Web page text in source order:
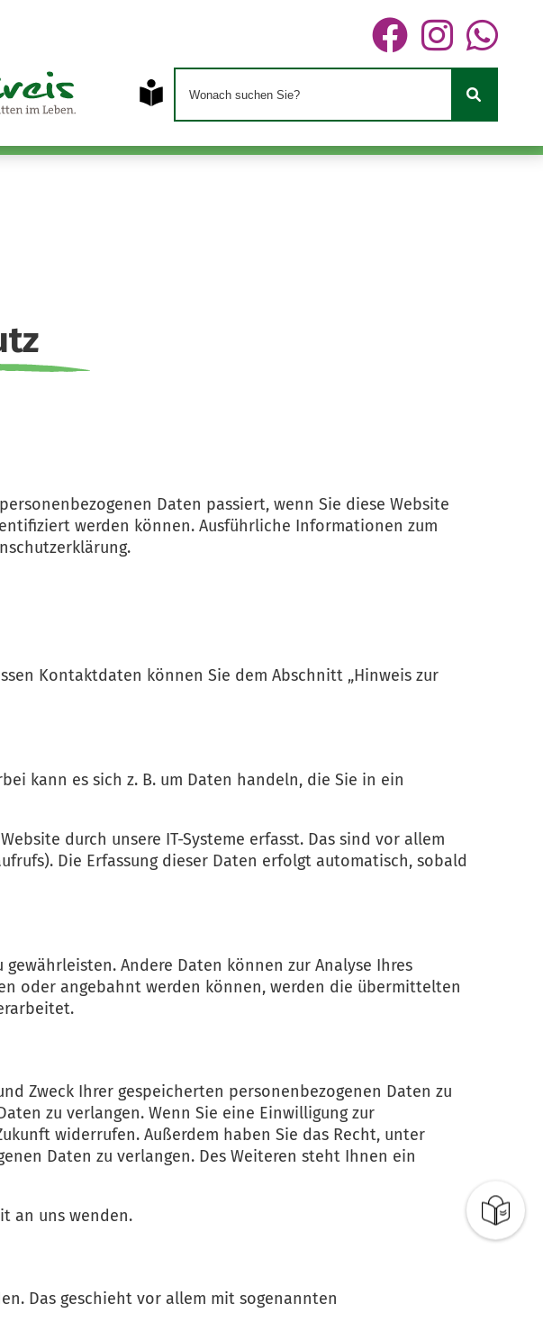
Daten passiert, wenn Sie diese Website
werden können. Ausführliche Informationen zum
Kontaktdaten können Sie dem Abschnitt „Hinweis zur
kann es sich z. B. um Daten handeln, die Sie in ein
durch unsere IT-Systeme erfasst. Das sind vor allem
Die Erfassung dieser Daten erfolgt automatisch, sobald
Andere Daten können zur Analyse Ihres
oder angebahnt werden können, werden die übermittelten
Zweck Ihrer gespeicherten personenbezogenen Daten zu
zu verlangen. Wenn Sie eine Einwilligung zur
widerrufen. Außerdem haben Sie das Recht, unter
Daten zu verlangen. Des Weiteren steht Ihnen ein
an uns wenden.
Das geschieht vor allem mit sogenannten